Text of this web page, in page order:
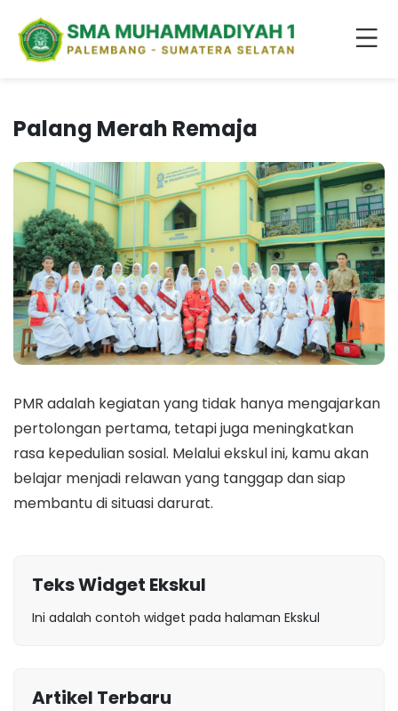
Palang Merah Remaja
PMR adalah kegiatan yang tidak hanya mengajarkan
pertolongan pertama, tetapi juga meningkatkan
rasa kepedulian sosial. Melalui ekskul ini, kamu akan
belajar menjadi relawan yang tanggap dan siap
membantu di situasi darurat.
Teks Widget Ekskul
Ini adalah contoh widget pada halaman Ekskul
Artikel Terbaru